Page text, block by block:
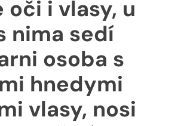
oči i vlasy, u
nima sedí
osoba s
hnedymi
vlasy, nosi